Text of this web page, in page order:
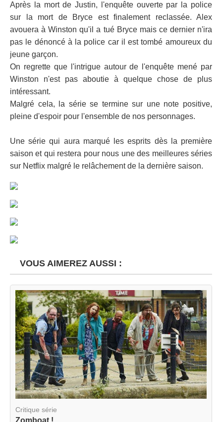
Après la mort de Justin, l'enquête ouverte par la police
sur la mort de Bryce est finalement reclassée. Alex
avouera à Winston qu'il a tué Bryce mais ce dernier n'ira
pas le dénoncé à la police car il est tombé amoureux du
jeune garçon.
On regrette que l'intrigue autour de l'enquête mené par
Winston n'est pas aboutie à quelque chose de plus
intéressant.
Malgré cela, la série se termine sur une note positive,
pleine d'espoir pour l'ensemble de nos personnages.
Une série qui aura marqué les esprits dès la première
saison et qui restera pour nous une des meilleures séries
sur Netflix malgré le relâchement de la dernière saison.
VOUS AIMEREZ AUSSI :
Critique série